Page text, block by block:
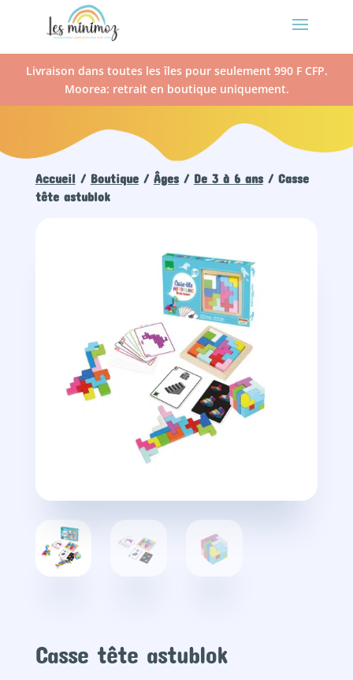
Livraison dans toutes les îles pour seulement 990 F CFP.
Moorea: retrait en boutique uniquement.
Accueil / Boutique/ Âges/ De 3 à 6 ans/ Casse
tête astublok
Casse tête astublok